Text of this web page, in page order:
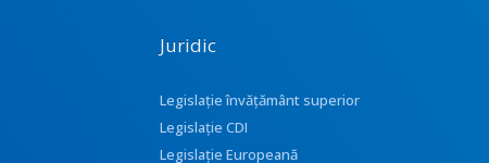
Juridic
Legislație învățământ superior
Legislație CDI
Legislație Europeană